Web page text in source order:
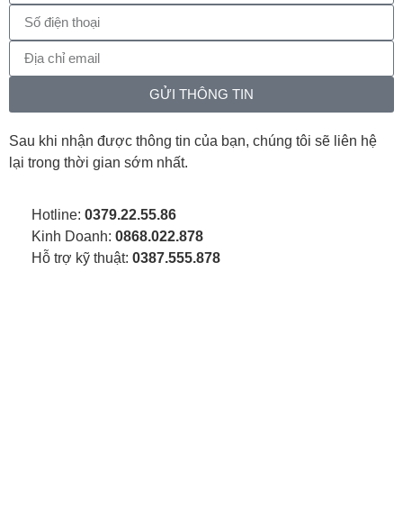
GỬI THÔNG TIN
Sau khi nhận được thông tin của bạn, chúng tôi sẽ liên hệ
lại trong thời gian sớm nhất.
Hotline: 0379.22.55.86
Kinh Doanh: 0868.022.878
Hỗ trợ kỹ thuật: 0387.555.878